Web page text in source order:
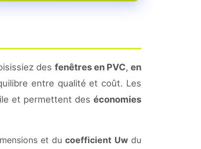
des fenêtres en PVC,en
entre qualité et coût. Les
et permettent deséconomies
et ducoefficient Uwdu